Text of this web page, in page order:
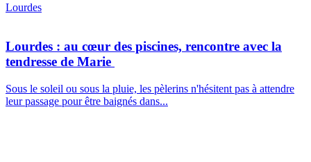
Lourdes
Lourdes : au cœur des piscines, rencontre avec la
tendresse de Marie
Sous le soleil ou sous la pluie, les pèlerins n'hésitent pas à attendre
leur passage pour être baignés dans...